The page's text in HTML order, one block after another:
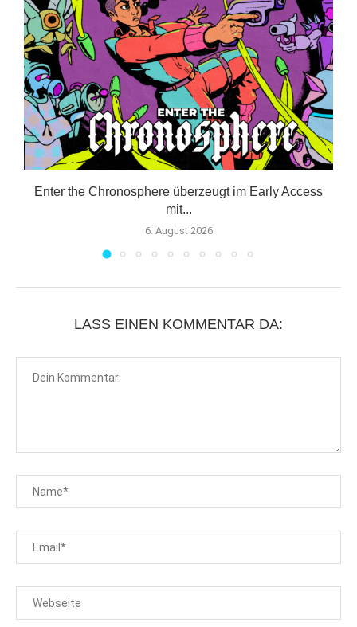
Enter the Chronosphere überzeugt im Early Access
mit...
6. August 2026
LASS EINEN KOMMENTAR DA: